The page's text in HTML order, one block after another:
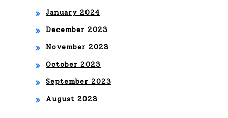
EZ
January 2024
December 2023
November 2023
October 2023
September 2023
August 2023